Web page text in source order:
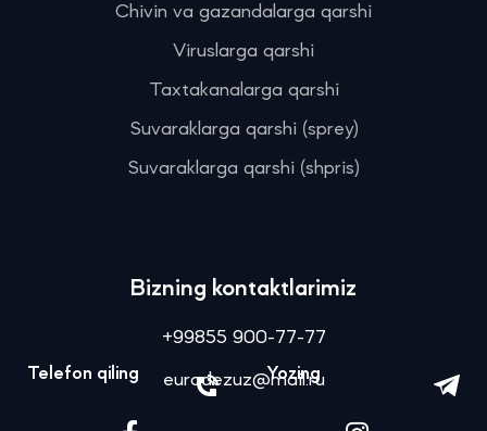
Telefon qiling Yozing
Chivin va gazandalarga qarshi
Viruslarga qarshi
Taxtakanalarga qarshi
Suvaraklarga qarshi (sprey)
Suvaraklarga qarshi (shpris)
Bizning kontaktlarimiz
+99855 900-77-77
eurodezuz@mail.ru